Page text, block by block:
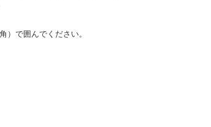
で囲んでください。